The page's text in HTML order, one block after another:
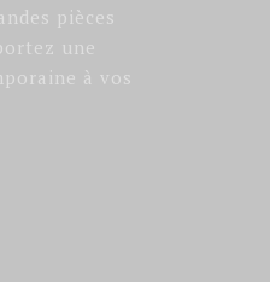
pièces
une
à vos